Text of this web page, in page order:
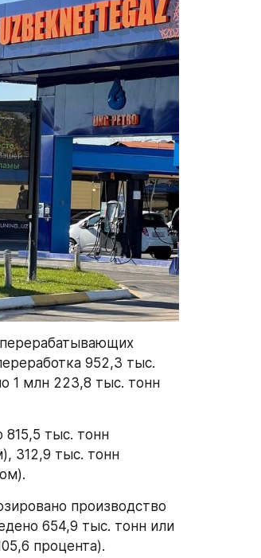
952,3 тыс.
1 млн 223,8 тыс. тонн
815,5 тыс. тонн
312,9 тыс. тонн
производство
654,9 тыс. тонн или
процента).